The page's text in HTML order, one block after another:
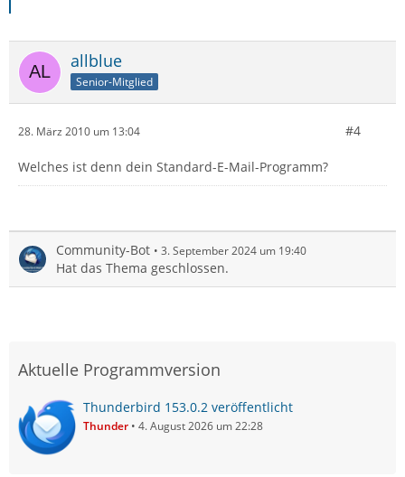
allblue
Senior-Mitglied
28. März 2010 um 13:04 #4
Welches ist denn dein Standard-E-Mail-Programm?
Community-Bot 3. September 2024 um 19:40
Hat das Thema geschlossen.
Aktuelle Programmversion
Thunderbird 153.0.2 veröffentlicht
Thunder 4. August 2026 um 22:28